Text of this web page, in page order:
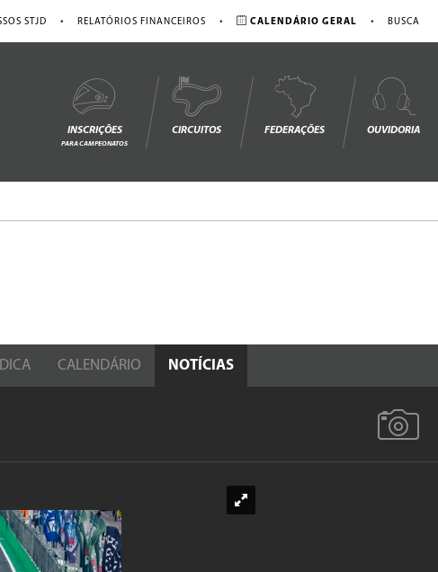
STJD • RELATÓRIOS FINANCEIROS • CALENDÁRIO GERAL • BUSCA
INSCRIÇÕES
PARA CAMPEONATOS
CIRCUITOS FEDERAÇÕES OUVIDORIA
CALENDÁRIO NOTÍCIAS